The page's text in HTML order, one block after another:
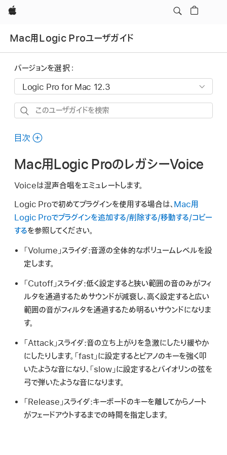
Apple
Mac用Logic Proユーザガイド
バージョンを選択：
こ
ユ
ザ
イ
ド
を
検
目次
Mac用Logic ProのレガシーVoice
Voiceは混声合唱をエミュレートします。
Logic Proで初めてプラグインを使用する場合は、 Mac用
Logic Proでプラグインを追加する/削除する/移動する/コピー
するを参照してください。
「Volume」スライダ:音源の全体的なボリュームレベルを設
定します。
「Cutoff」スライダ:低く設定すると狭い範囲の音のみがフィ
ルタを通過するためサウンドが減衰し、高く設定すると広い
範囲の音がフィルタを通過するため明るいサウンドになりま
す。
「Attack」スライダ:音の立ち上がりを急激にしたり緩やか
にしたりします。「fast」に設定するとピアノのキーを強く叩
いたような音になり、「slow」に設定するとバイオリンの弦を
弓で弾いたような音になります。
「Release」スライダ:キーボードのキーを離してからノート
がフェードアウトするまでの時間を指定します。